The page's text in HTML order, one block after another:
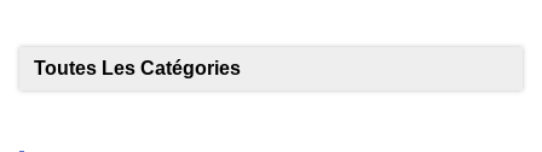
Toutes Les Catégories